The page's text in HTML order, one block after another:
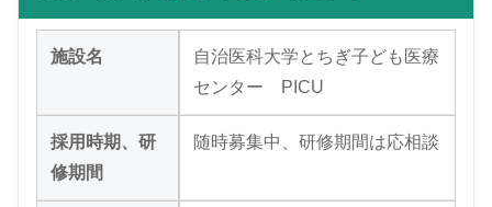
施設名
自治医科大学とちぎ子ども医療
センター PICU
採用時期、研
修期間
随時募集中、研修期間は応相談